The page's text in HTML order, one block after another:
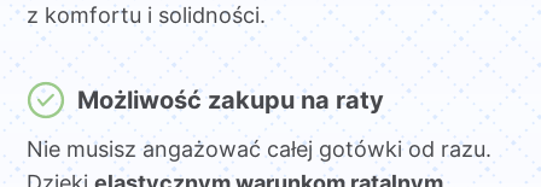
z komfortu i solidności.
Możliwość zakupu na raty
Nie musisz angażować całej gotówki od razu.